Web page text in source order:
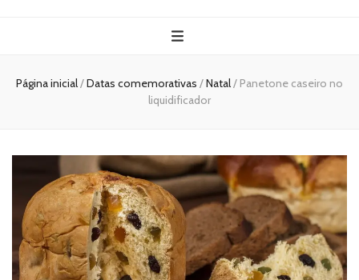
Página inicial/Datas comemorativas /Natal/ Panetone caseiro no
liquidificador